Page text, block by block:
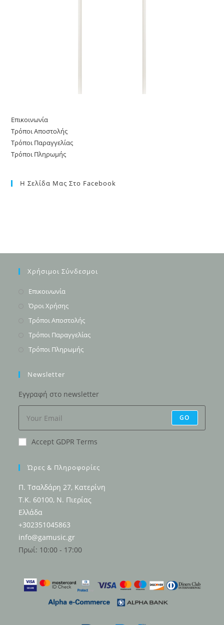
Επικοινωνία
Τρόποι Αποστολής
Τρόποι Παραγγελίας
Τρόποι Πληρωμής
Η Σελίδα Μας Στο Facebook
Χρήσιμοι Σύνδεσμοι
Επικοινωνία
in
tab
Όροι ΧρήσηςOpens
in
tab
Τρόποι ΑποστολήςOpens
in
Τρόποι ΠαραγγελίαςOpens
Τρόποι ΠληρωμήςOpens
tab
Newsletter
Εγγραφή στο newsletter
GO
Accept GDPR Terms
Ώρες & Πληροφορίες
Π. Τσαλδάρη 27, Κατερίνη
Τ.Κ. 60100, Ν. Πιερίας
Ελλάδα
+302351045863
info@gamusic.gr
Πρωί: 10:00 - 17:00